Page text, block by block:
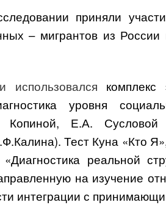
приняли
– мигрантов из России
использовался
уровня
Е.А.
Тест Куна «Кто
реальной
на изучение
интеграции с